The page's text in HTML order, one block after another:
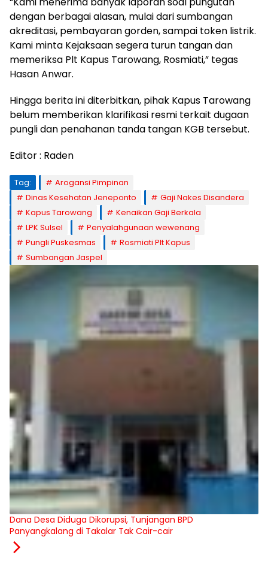
dengan berbagai alasan, mulai dari sumbangan
akreditasi, pembayaran gorden, sampai token listrik.
Kami minta Kejaksaan segera turun tangan dan
memeriksa Plt Kapus Tarowang, Rosmiati,” tegas
Hasan Anwar.
Hingga berita ini diterbitkan, pihak Kapus Tarowang
belum memberikan klarifikasi resmi terkait dugaan
pungli dan penahanan tanda tangan KGB tersebut.
Editor : Raden
Tag:
Arogansi Pimpinan
Dinas Kesehatan Jeneponto
Gaji Nakes Disandera
Kapus Tarowang
Kenaikan Gaji Berkala
LPK Sulsel
Penyalahgunaan wewenang
Pungli Puskesmas
Rosmiati Plt Kapus
Sumbangan Jaspel
Dana Desa Diduga Dikorupsi, Tunjangan BPD
Panyangkalang di Takalar Tak Cair-cair